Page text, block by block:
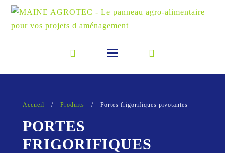
Accueil / Produits / Portes frigorifiques pivotantes
PORTES
FRIGORIFIQUES